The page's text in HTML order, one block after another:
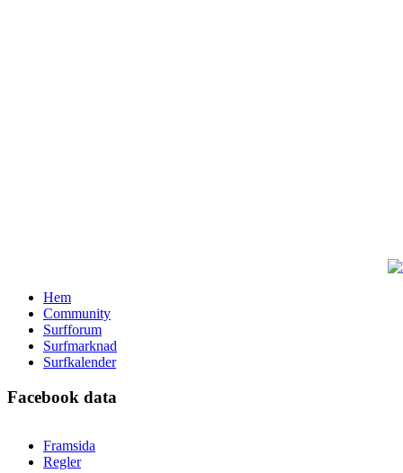
Hem
Community
Surfforum
Surfmarknad
Surfkalender
Facebook data
Framsida
Regler